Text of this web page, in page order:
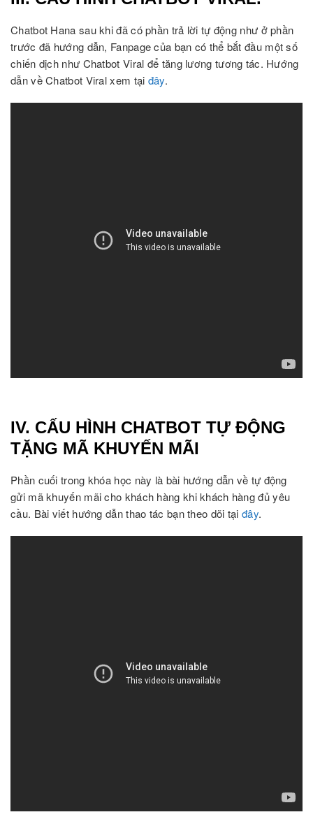
Chatbot Hana sau khi đã có phần trả lời tự động như ở phần
trước đã hướng dẫn, Fanpage của bạn có thể bắt đầu một số
chiến dịch như Chatbot Viral để tăng lương tương tác. Hướng
dẫn về Chatbot Viral xem tại đây.
IV. CẤU HÌNH CHATBOT TỰ ĐỘNG
TẶNG MÃ KHUYẾN MÃI
Phần cuối trong khóa học này là bài hướng dẫn về tự động
gửi mã khuyến mãi cho khách hàng khi khách hàng đủ yêu
cầu. Bài viết hướng dẫn thao tác bạn theo dõi tại đây.